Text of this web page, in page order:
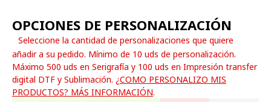
OPCIONES DE PERSONALIZACIÓN
Seleccione la cantidad de personalizaciones que quiere
añadir a su pedido. Mínimo de 10 uds de personalización.
Máximo 500 uds en Serigrafía y 100 uds en Impresión transfer
digital DTF y Sublimación. ¿COMO PERSONALIZO MIS
PRODUCTOS? MÁS INFORMACIÓN.